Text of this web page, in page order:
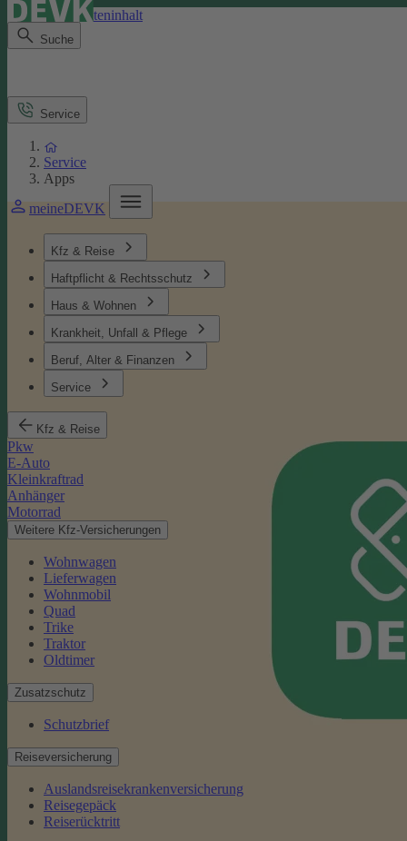
Direkt zum Seiteninhalt
Suche
meineDEVK
Kfz & Reise
Haftpflicht & Rechtsschutz
Haus & Wohnen
Krankheit, Unfall & Pflege
Beruf, Alter & Finanzen
Service
Kfz & Reise
Pkw
E-Auto
Kleinkraftrad
Anhänger
Motorrad
Weitere Kfz-Versicherungen
Wohnwagen
Lieferwagen
Wohnmobil
Quad
Trike
Traktor
Oldtimer
Zusatzschutz
Schutzbrief
Reiseversicherung
Auslandsreisekrankenversicherung
Reisegepäck
Reiserücktritt
Service
Service
Apps